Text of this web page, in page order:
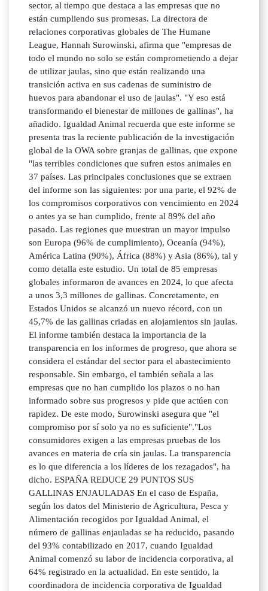
sector, al tiempo que destaca a las empresas que no
están cumpliendo sus promesas. La directora de
relaciones corporativas globales de The Humane
League, Hannah Surowinski, afirma que "empresas de
todo el mundo no solo se están comprometiendo a dejar
de utilizar jaulas, sino que están realizando una
transición activa en sus cadenas de suministro de
huevos para abandonar el uso de jaulas". "Y eso está
transformando el bienestar de millones de gallinas", ha
añadido. Igualdad Animal recuerda que este informe se
presenta tras la reciente publicación de la investigación
global de la OWA sobre granjas de gallinas, que expone
"las terribles condiciones que sufren estos animales en
37 países. Las principales conclusiones que se extraen
del informe son las siguientes: por una parte, el 92% de
los compromisos corporativos con vencimiento en 2024
o antes ya se han cumplido, frente al 89% del año
pasado. Las regiones que muestran un mayor impulso
son Europa (96% de cumplimiento), Oceanía (94%),
América Latina (90%), África (88%) y Asia (86%), tal y
como detalla este estudio. Un total de 85 empresas
globales informaron de avances en 2024, lo que afecta
a unos 3,3 millones de gallinas. Concretamente, en
Estados Unidos se alcanzó un nuevo récord, con un
45,7% de las gallinas criadas en alojamientos sin jaulas.
El informe también destaca la importancia de la
transparencia en los informes de progreso, que ahora se
considera el estándar del sector para el abastecimiento
responsable. Sin embargo, el también señala a las
empresas que no han cumplido los plazos o no han
informado sobre sus progresos y pide que actúen con
rapidez. De este modo, Surowinski asegura que "el
compromiso por sí solo ya no es suficiente"."Los
consumidores exigen a las empresas pruebas de los
avances en materia de cría sin jaulas. La transparencia
es lo que diferencia a los líderes de los rezagados", ha
dicho. ESPAÑA REDUCE 29 PUNTOS SUS
GALLINAS ENJAULADAS En el caso de España,
según los datos del Ministerio de Agricultura, Pesca y
Alimentación recogidos por Igualdad Animal, el
número de gallinas enjauladas se ha reducido, pasando
del 93% contabilizado en 2017, cuando Igualdad
Animal comenzó su labor de incidencia corporativa, al
64% registrado en la actualidad. En este sentido, la
coordinadora de incidencia corporativa de Igualdad